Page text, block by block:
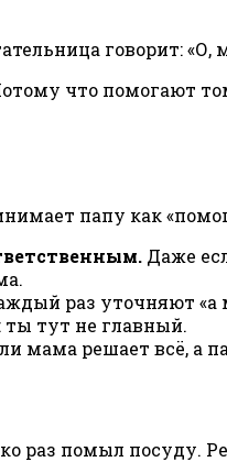
говорит:
что помогают
папу как
Даже
раз уточняют «а
ты тут не главный.
мама решает всё, а
раз помыл посуду.